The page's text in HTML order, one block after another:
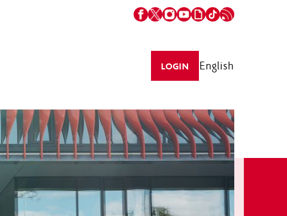
LOGIN English